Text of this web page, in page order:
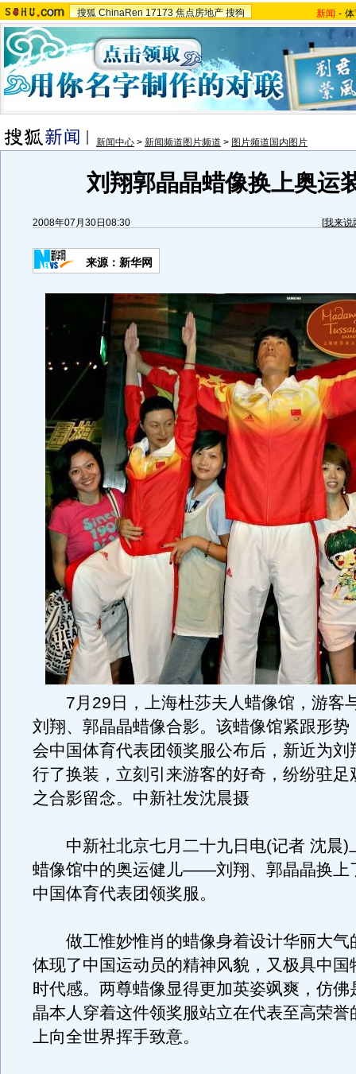
搜狐 ChinaRen 17173 焦点房地产 搜狗 新闻 -
新闻中心 > 新闻频道图片频道 > 图片频道国内图片
刘翔郭晶晶蜡像换上奥运
2008年07月30日08:30 [我来说
来源：新华网
7月29日，上海杜莎夫人蜡像馆，游客
刘翔、郭晶晶蜡像合影。该蜡像馆紧跟形势
会中国体育代表团领奖服公布后，新近为刘
行了换装，立刻引来游客的好奇，纷纷驻足
之合影留念。中新社发沈晨摄
中新社北京七月二十九日电(记者 沈晨)
蜡像馆中的奥运健儿——刘翔、郭晶晶换上
中国体育代表团领奖服。
做工惟妙惟肖的蜡像身着设计华丽大气
体现了中国运动员的精神风貌，又极具中国
时代感。 两尊蜡像显得更加英姿飒爽，仿佛
晶本人穿着这件领奖服站立在代表至高荣誉
上向全世界挥手致意。